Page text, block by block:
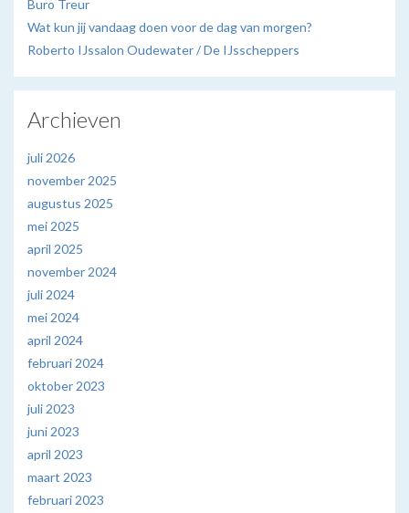
Buro Treur
Wat kun jij vandaag doen voor de dag van morgen?
Roberto IJssalon Oudewater / De IJsscheppers
Archieven
juli 2026
november 2025
augustus 2025
mei 2025
april 2025
november 2024
juli 2024
mei 2024
april 2024
februari 2024
oktober 2023
juli 2023
juni 2023
april 2023
maart 2023
februari 2023